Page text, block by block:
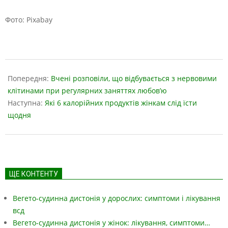
Фото: Pixabay
09-
06
Попередня: Вчені розповіли, що відбувається з нервовими
клітинами при регулярних заняттях любов’ю
Наступна: Які 6 калорійних продуктів жінкам слід їсти
щодня
ЩЕ КОНТЕНТУ
Вегето-судинна дистонія у дорослих: симптоми і лікування
всд
Вегето-судинна дистонія у жінок: лікування, симптоми…